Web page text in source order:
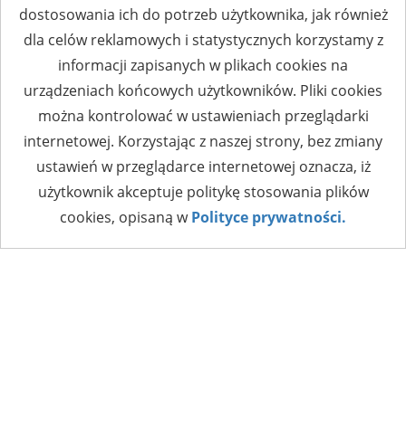
dostosowania ich do potrzeb użytkownika, jak również
dla celów reklamowych i statystycznych korzystamy z
informacji zapisanych w plikach cookies na
urządzeniach końcowych użytkowników. Pliki cookies
można kontrolować w ustawieniach przeglądarki
internetowej. Korzystając z naszej strony, bez zmiany
ustawień w przeglądarce internetowej oznacza, iż
użytkownik akceptuje politykę stosowania plików
cookies, opisaną wPolityce prywatności.